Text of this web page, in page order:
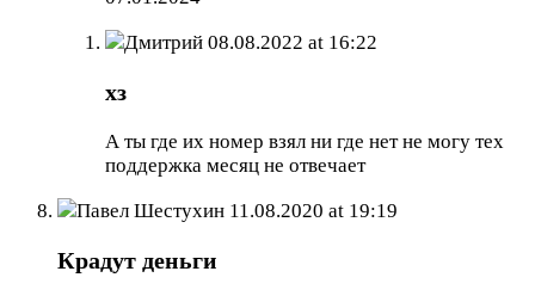
Дмитрий 08.08.2022 at 16:22
хз
А ты где их номер взял ни где нет не могу тех
поддержка месяц не отвечает
Павел Шестухин 11.08.2020 at 19:19
Крадут деньги